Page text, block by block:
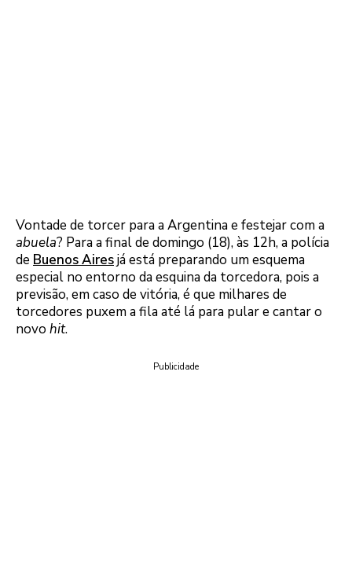
Vontade de torcer para a Argentina e festejar com a
abuela? Para a final de domingo (18), às 12h, a polícia
de Buenos Airesjá está preparando um esquema
especial no entorno da esquina da torcedora, pois a
previsão, em caso de vitória, é que milhares de
torcedores puxem a fila até lá para pular e cantar o
novo hit.
Publicidade